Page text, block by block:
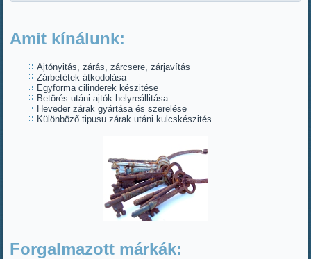
Amit kínálunk:
Ajtónyitás, zárás, zárcsere, zárjavítás
Zárbetétek átkodolása
Egyforma cilinderek készitése
Betörés utáni ajtók helyreállitása
Heveder zárak gyártása és szerelése
Különböző tipusu zárak utáni kulcskészités
Forgalmazott márkák: